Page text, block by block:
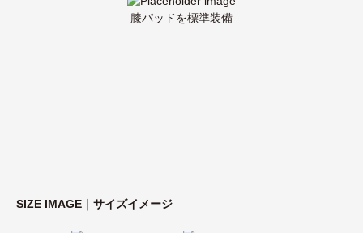
膝パッドを標準装備
SIZE IMAGE｜サイズイメージ